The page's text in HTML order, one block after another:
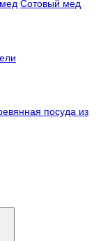
Сотовый мед
посуда из